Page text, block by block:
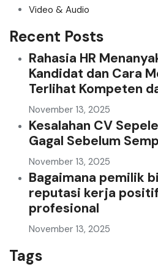
Video & Audio
Recent Posts
Rahasia HR
Kandidat dan Cara
Terlihat Kompeten
November 13, 2025
Kesalahan CV
Gagal Sebelum
November 13, 2025
Bagaimana pemilik
reputasi kerja
profesional
November 13, 2025
Tags